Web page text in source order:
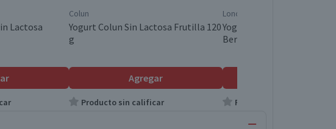
Lactosa
Colun
Yogurt Colun Sin Lactosa Frutilla 120
g
Agregar
Producto sin calificar
Loncoleche
Yogurt Loncoleche Sin
Berries 140 g
Producto sin calificar